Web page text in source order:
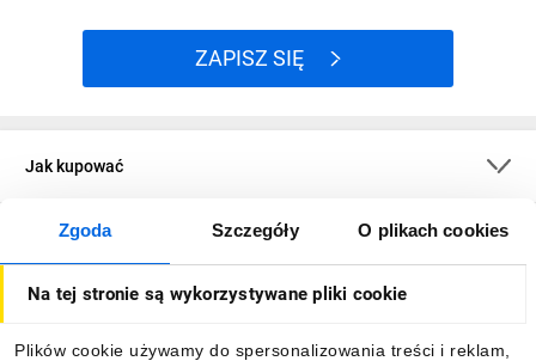
Zgoda Szczegóły O plikach cookies
Na tej stronie są wykorzystywane pliki cookie
Plików cookie używamy do spersonalizowania treści i reklam,
ZAPISZ SIĘ
Jak kupować
O firmie